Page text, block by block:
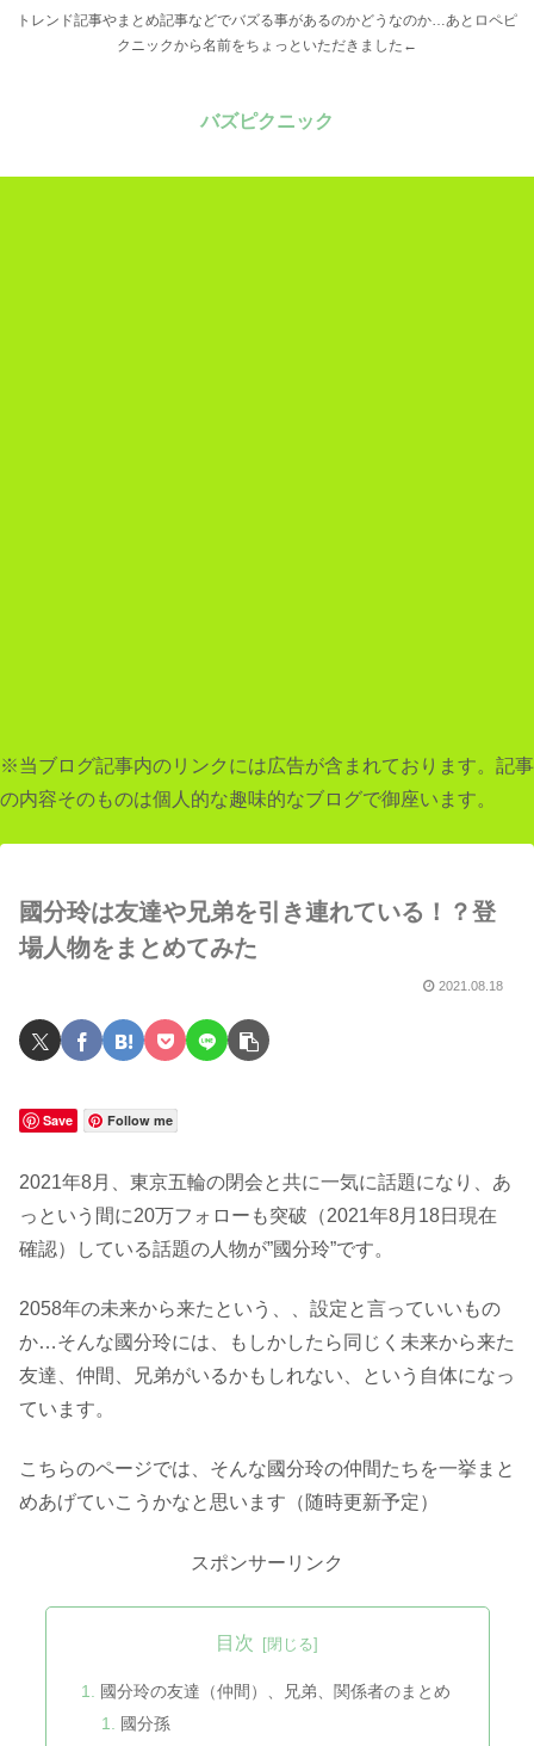
トレンド記事やまとめ記事などでバズる事があるのかどうなのか…あとロペピ
クニックから名前をちょっといただきました←
バズピクニック
※当ブログ記事内のリンクには広告が含まれております。記事
の内容そのものは個人的な趣味的なブログで御座います。
國分玲は友達や兄弟を引き連れている！？登
場人物をまとめてみた
2021.08.18
Save Follow me
2021年8月、東京五輪の閉会と共に一気に話題になり、あ
っという間に20万フォローも突破（2021年8月18日現在
確認）している話題の人物が”國分玲”です。
2058年の未来から来たという、、設定と言っていいもの
か…そんな國分玲には、もしかしたら同じく未来から来た
友達、仲間、兄弟がいるかもしれない、という自体になっ
ています。
こちらのページでは、そんな國分玲の仲間たちを一挙まと
めあげていこうかなと思います（随時更新予定）
スポンサーリンク
目次
國分玲の友達（仲間）、兄弟、関係者のまとめ
國分孫